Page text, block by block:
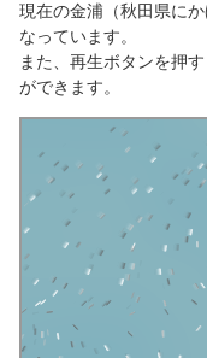
現在の金浦（秋田県に
なっています。
また、再生ボタンを押
ができます。